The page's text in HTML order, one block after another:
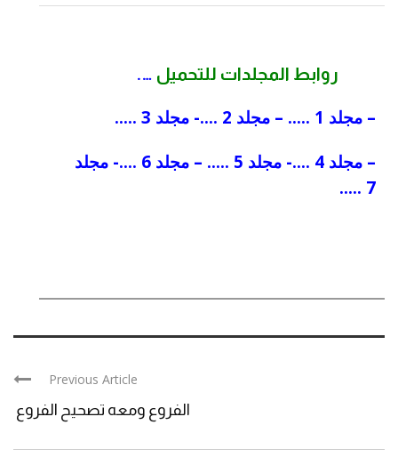
روابط المجلدات للتحميل ….
– مجلد 1 ….. – مجلد 2 ….- مجلد 3
…..
– مجلد 4 ….- مجلد 5 ….. – مجلد 6 ….- مجلد
7
…..
Previous Article
الفروع ومعه تصحيح الفروع